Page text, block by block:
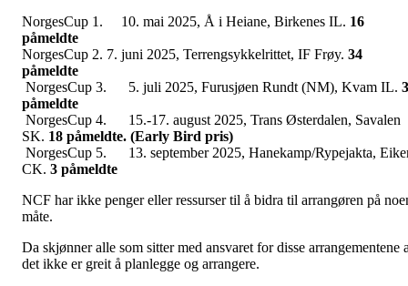
NorgesCup 1. 10. mai 2025, Å i Heiane, Birkenes IL. 16
påmeldte
NorgesCup 2. 7. juni 2025, Terrengsykkelrittet, IF Frøy. 34
påmeldte
NorgesCup 3. 5. juli 2025, Furusjøen Rundt (NM), Kvam IL. 3
påmeldte
NorgesCup 4. 15.-17. august 2025, Trans Østerdalen, Savalen
SK. 18 påmeldte. (Early Bird pris)
NorgesCup 5. 13. september 2025, Hanekamp/Rypejakta,
CK. 3 påmeldte
NCF har ikke penger eller ressurser til å bidra til arrangøren på
måte.
Da skjønner alle som sitter med ansvaret for disse arrangementene
det ikke er greit å planlegge og arrangere.